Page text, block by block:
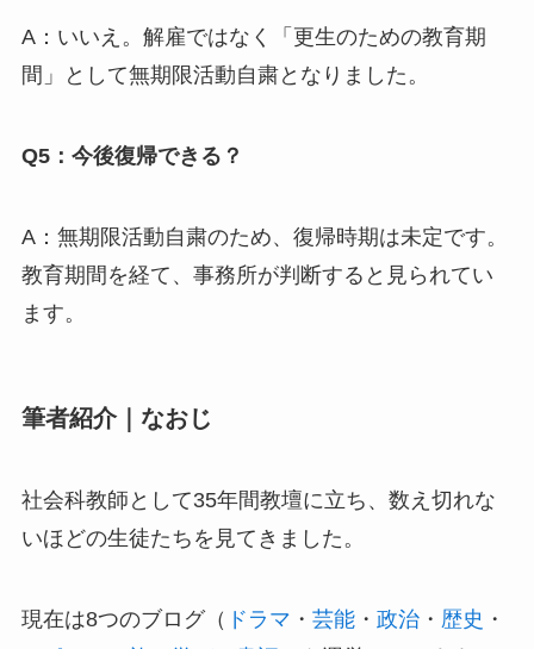
A：いいえ。解雇ではなく「更生のための教育期
間」として無期限活動自粛となりました。
Q5：今後復帰できる？
A：無期限活動自粛のため、復帰時期は未定です。
教育期間を経て、事務所が判断すると見られてい
ます。
筆者紹介｜なおじ
社会科教師として35年間教壇に立ち、数え切れな
いほどの生徒たちを見てきました。
現在は8つのブログ（ ドラマ ・ 芸能・ 政治・ 歴史 ・